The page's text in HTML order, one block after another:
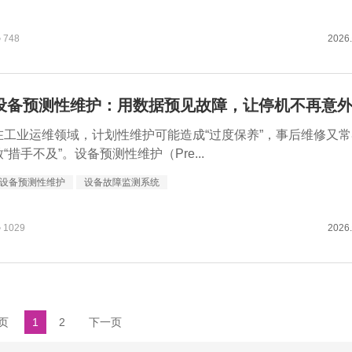
748
备预测性维护：用数据预见故障，让停机不再意外
工业运维领域，计划性维护可能造成“过度保养”，事后维修又
“措手不及”。设备预测性维护（Pre...
设备预测性维护 设备故障监测系统
1029
1 2 下一页